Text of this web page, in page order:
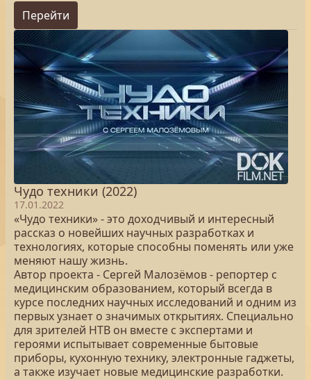
Перейти
Чудо техники (2022)
17.01.2022
«Чудо техники» - это доходчивый и интересный
рассказ о новейших научных разработках и
технологиях, которые способны поменять или уже
меняют нашу жизнь.
Автор проекта - Сергей Малозёмов - репортер с
медицинским образованием, который всегда в
курсе последних научных исследований и одним из
первых узнает о значимых открытиях. Специально
для зрителей НТВ он вместе с экспертами и
героями испытывает современные бытовые
приборы, кухонную технику, электронные гаджеты,
а также изучает новые медицинские разработки.